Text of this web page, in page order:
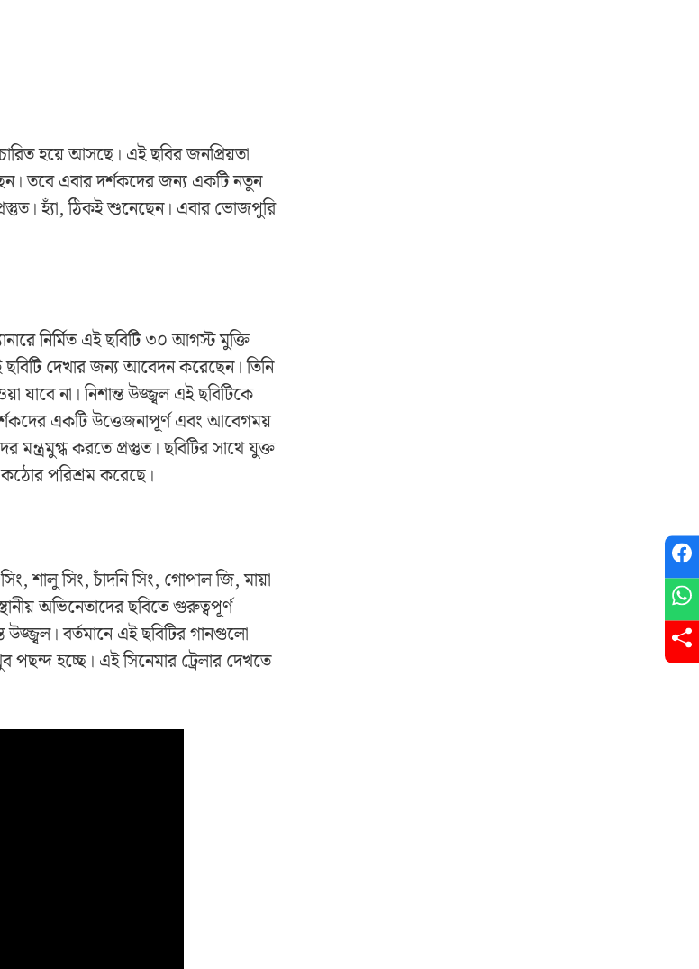
হয়ে আসছে। এই ছবির জনপ্রিয়তা
তবে এবার দর্শকদের জন্য একটি নতুন
হ্যাঁ, ঠিকই শুনেছেন। এবার ভোজপুরি
নির্মিত এই ছবিটি ৩০ আগস্ট মুক্তি
ছবিটি দেখার জন্য আবেদন করেছেন। তিনি
যাবে না। নিশান্ত উজ্জ্বল এই ছবিটিকে
একটি উত্তেজনাপূর্ণ এবং আবেগময়
করতে প্রস্তুত। ছবিটির সাথে যুক্ত
পরিশ্রম করেছে।
শালু সিং, চাঁদনি সিং, গোপাল জি, মায়া
অভিনেতাদের ছবিতে গুরুত্বপূর্ণ
বর্তমানে এই ছবিটির গানগুলো
পছন্দ হচ্ছে। এই সিনেমার ট্রেলার দেখতে